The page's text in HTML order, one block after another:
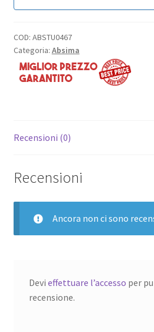
COD: ABSTU0467
Categoria: Absima
Recensioni (0)
Recensioni
Ancora non ci sono
Devi effettuare l’accesso per
recensione.